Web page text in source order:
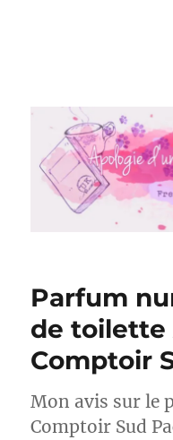
Apologie
Parfum
de toilette
Comptoir
Mon avis sur le
Comptoir Sud